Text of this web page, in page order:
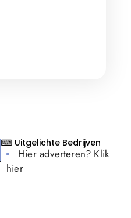
⌨ Uitgelichte Bedrijven
Hier adverteren? Klik
hier